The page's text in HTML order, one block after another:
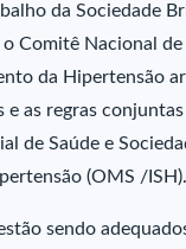
da Sociedade
o Comitê Nacional
da Hipertensão
e as regras conjuntas
de Saúde e
(OMS /ISH).
sendo